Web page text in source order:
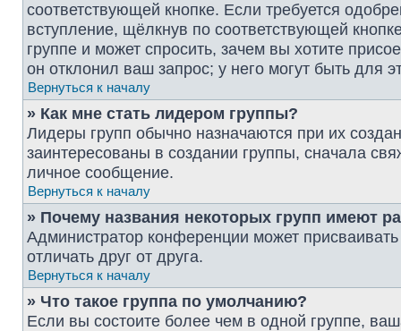
соответствующей кнопке. Если требуется
вступление, щёлкнув по соответствующей
группе и может спросить, зачем вы хотите
он отклонил ваш запрос; у него могут быть для
Вернуться к началу
» Как мне стать лидером группы?
Лидеры групп обычно назначаются при их
заинтересованы в создании группы, сначала
личное сообщение.
Вернуться к началу
» Почему названия некоторых групп имеют
Администратор конференции может
отличать друг от друга.
Вернуться к началу
» Что такое группа по умолчанию?
Если вы состоите более чем в одной группе,